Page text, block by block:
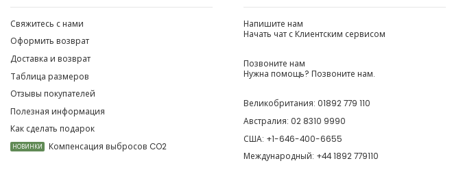
Свяжитесь с нами
Оформить возврат
Доставка и возврат
Таблица размеров
Отзывы покупателей
Полезная информация
Как сделать подарок
НОВИНКИ Компенсация выбросов CO2
Напишите нам
Начать чат с Клиентским сервисом
Позвоните нам
Нужна помощь? Позвоните нам.
Великобритания: 01892 779 110
Австралия: 02 8310 9990
США: +1-646-400-6655
Международный: +44 1892 779110